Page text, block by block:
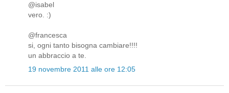
@isabel
vero. :)
@francesca
si, ogni tanto bisogna cambiare!!!!
un abbraccio a te.
19 novembre 2011 alle ore 12:05